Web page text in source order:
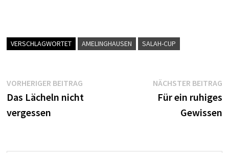
VERSCHLAGWORTET AMELINGHAUSEN SALAH-CUP
Beitragsnavigation
VORHERIGER BEITRAGVorheriger
Beitrag:
Das Lächeln nicht
vergessen
NÄCHSTER BEITRAG
Für ein ruhiges
Gewissen